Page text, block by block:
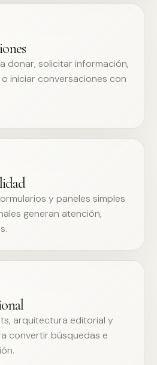
donar, solicitar información,
iniciar conversaciones con
y paneles simples
generan atención,
arquitectura editorial y
convertir búsquedas e